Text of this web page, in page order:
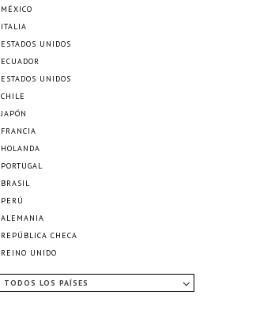
MÉXICO
ITALIA
ESTADOS UNIDOS
ECUADOR
ESTADOS UNIDOS
CHILE
JAPÓN
FRANCIA
HOLANDA
PORTUGAL
BRASIL
PERÚ
ALEMANIA
REPÚBLICA CHECA
REINO UNIDO
TODOS LOS PAÍSES